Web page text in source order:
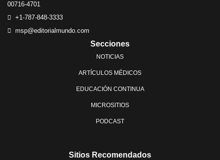
00716-4701
+1-787-848-3333
msp@editorialmundo.com
Secciones
NOTICIAS
ARTÍCULOS MÉDICOS
EDUCACIÓN CONTINUA
MICROSITIOS
PODCAST
Sitios Recomendados